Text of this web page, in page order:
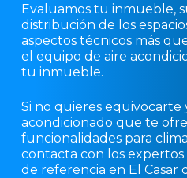
Evaluamos tu inmueble,
distribución de los
aspectos técnicos más
el equipo de aire
tu inmueble.
Si no quieres equivocarte
acondicionado que te
funcionalidades para
contacta con los
de referencia en El Casar